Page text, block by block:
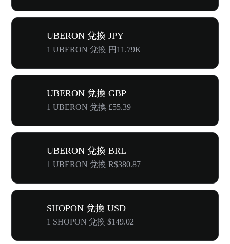
UBERON 兌換 JPY
1 UBERON 兌換 円11.79K
UBERON 兌換 GBP
1 UBERON 兌換 £55.39
UBERON 兌換 BRL
1 UBERON 兌換 R$380.87
SHOPON 兌換 USD
1 SHOPON 兌換 $149.02